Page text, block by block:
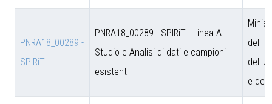
PNRA18_00289 -
SPIRiT
PNRA18_00289 - SPIRiT - Linea A
Studio e Analisi di dati e campioni
esistenti
e